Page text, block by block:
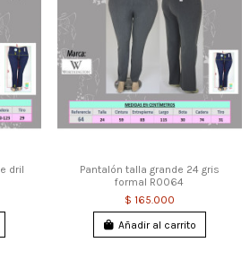
dril
Pantalón talla grande 24 gris
formal R0064
$ 165.000
Añadir al carrito